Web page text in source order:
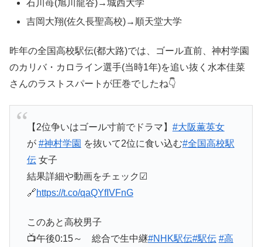
石川苺(旭川龍谷)→城西大学
吉岡大翔(佐久長聖高校)→順天堂大学
昨年の全国高校駅伝(都大路)では、ゴール直前、神村学園
のカリバ・カロライン選手(当時1年)を追い抜く水本佳菜
さんのラストスパートが圧巻でしたね👇
【2位争いはゴール寸前でドラマ】 #大阪薫英女
が #神村学園 を抜いて2位に食い込む#全国高校駅
伝女子
結果詳細や動画をチェック☑
🔗https://t.co/qaQYfIVFnG
このあと高校男子
📺午後0:15～ 総合で生中継#NHK駅伝#駅伝 #高